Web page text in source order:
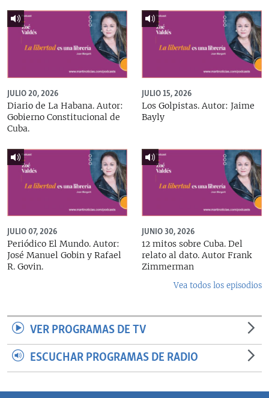
JULIO 20, 2026
Diario de La Habana. Autor:
Gobierno Constitucional de
Cuba.
JULIO 15, 2026
Los Golpistas. Autor: Jaime
Bayly
JULIO 07, 2026
Periódico El Mundo. Autor:
José Manuel Gobin y Rafael
R. Govin.
JUNIO 30, 2026
12 mitos sobre Cuba. Del
relato al dato. Autor Frank
Zimmerman
Vea todos los episodios
VER PROGRAMAS DE TV
ESCUCHAR PROGRAMAS DE RADIO